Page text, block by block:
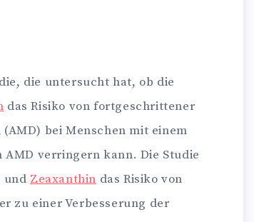
die untersucht hat, ob die
das Risiko von fortgeschrittener
bei Menschen mit einem
verringern kann. Die Studie
und Zeaxanthin das Risiko von
zu einer Verbesserung der